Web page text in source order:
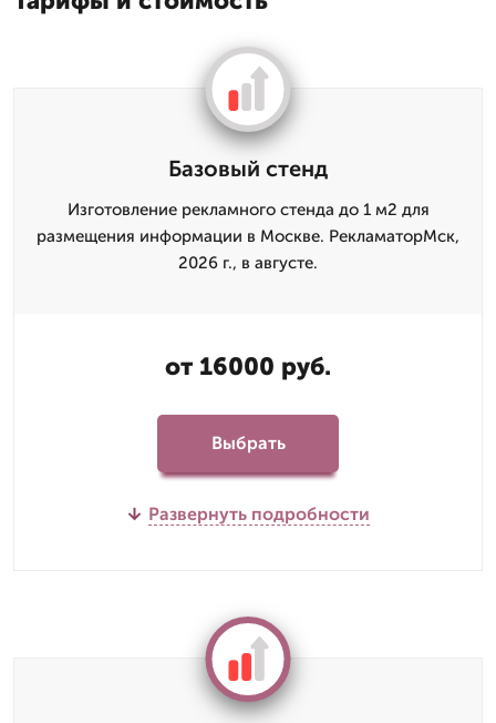
Базовый стенд
Изготовление рекламного стенда до 1 м2 для
размещения информации в Москве. РекламаторМск,
2026 г., в августе.
от 16000 руб.
Выбрать
Развернуть подробности